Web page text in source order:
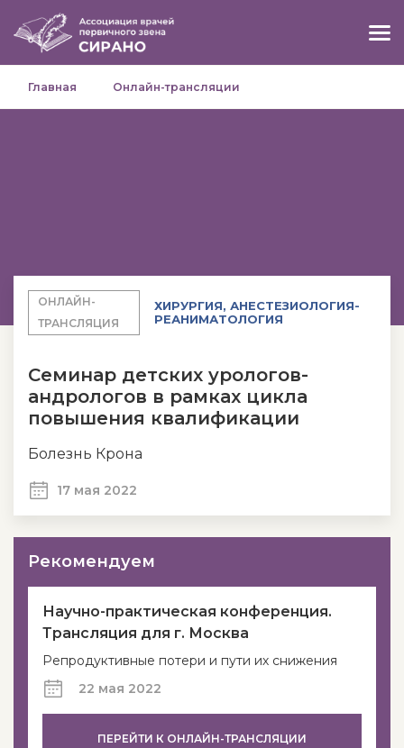
Главная Онлайн-трансляции
ОНЛАЙН-
ТРАНСЛЯЦИЯ
ХИРУРГИЯ, АНЕСТЕЗИОЛОГИЯ-
РЕАНИМАТОЛОГИЯ
Семинар детских урологов-
андрологов в рамках цикла
повышения квалификации
Болезнь Крона
17 мая 2022
Рекомендуем
Научно-практическая конференция.
Трансляция для г. Москва
Репродуктивные потери и пути их снижения
22 мая 2022
ПЕРЕЙТИ К ОНЛАЙН-ТРАНСЛЯЦИИ